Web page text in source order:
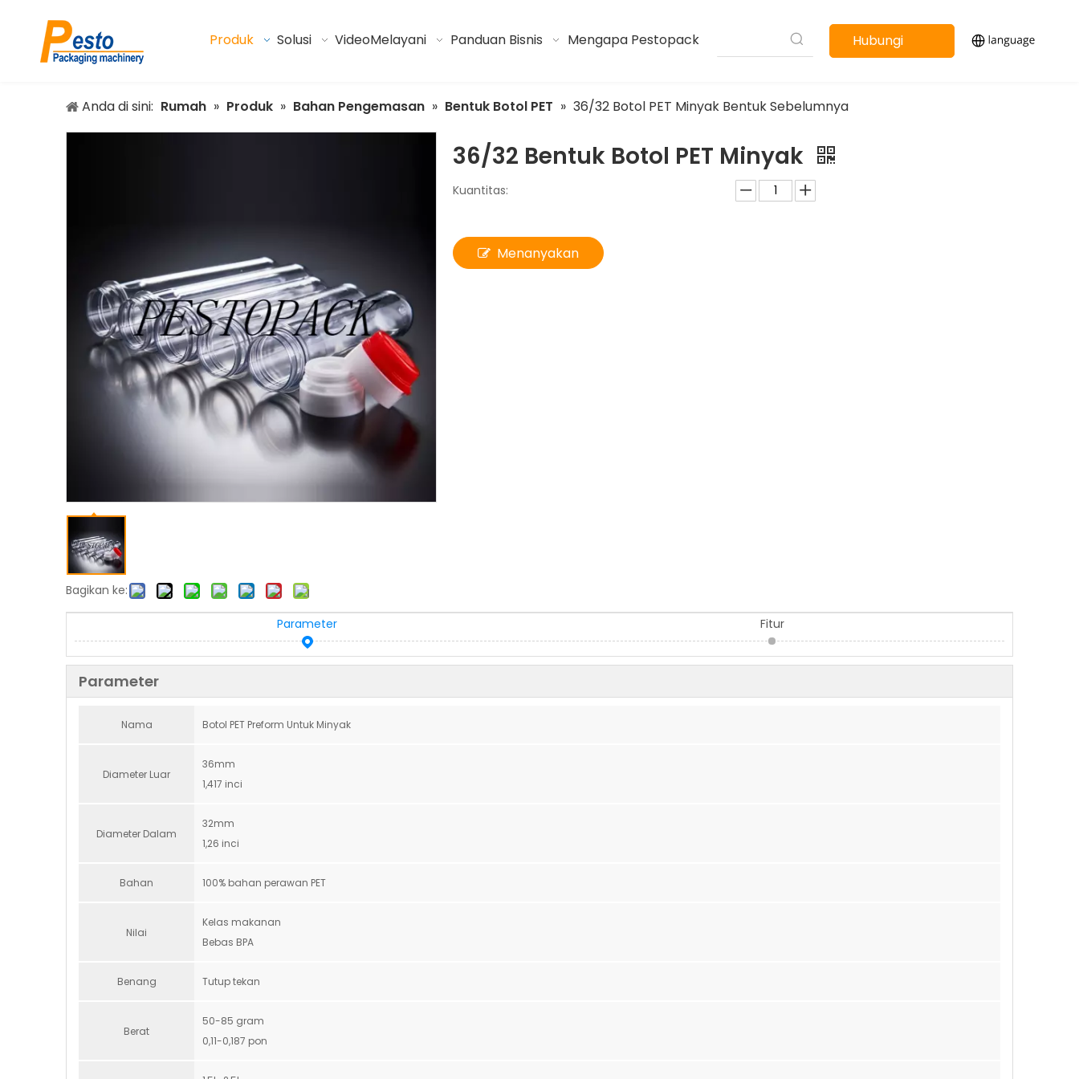
Produk Solusi VideoMelayani Panduan Bisnis Mengapa Pestopack
Hubungi
Anda di sini: Rumah » Produk » Bahan Pengemasan » Bentuk Botol PET » 36/32 Botol PET Minyak Bentuk Sebelumnya
Bagikan ke:
36/32 Bentuk Botol PET Minyak
Kuantitas:
Menanyakan
Parameter Fitur
Parameter
Nama Botol PET Preform Untuk Minyak
Diameter Luar
36mm
1,417 inci
Diameter Dalam
32mm
1,26 inci
Bahan 100% bahan perawan PET
Nilai
Kelas makanan
Bebas BPA
Benang Tutup tekan
Berat
50-85 gram
0,11-0,187 pon